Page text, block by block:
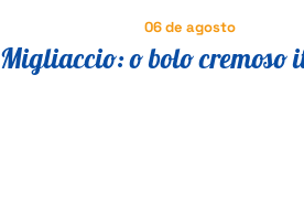
06 de agosto
Migliaccio: o bolo cremoso